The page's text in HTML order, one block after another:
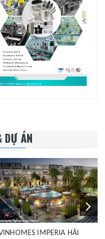
DỰ ÁN
IMPERIA HẢI